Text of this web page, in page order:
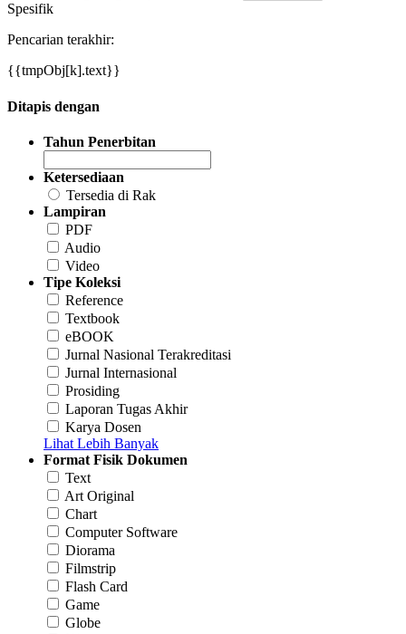
Spesifik
Pencarian terakhir:
{{tmpObj[k].text}}
Ditapis dengan
Tahun Penerbitan
Ketersediaan
Tersedia di Rak
Lampiran
PDF
Audio
Video
Tipe Koleksi
Reference
Textbook
eBOOK
Jurnal Nasional Terakreditasi
Jurnal Internasional
Prosiding
Laporan Tugas Akhir
Karya Dosen
Lihat Lebih Banyak
Format Fisik Dokumen
Text
Art Original
Chart
Computer Software
Diorama
Filmstrip
Flash Card
Game
Globe